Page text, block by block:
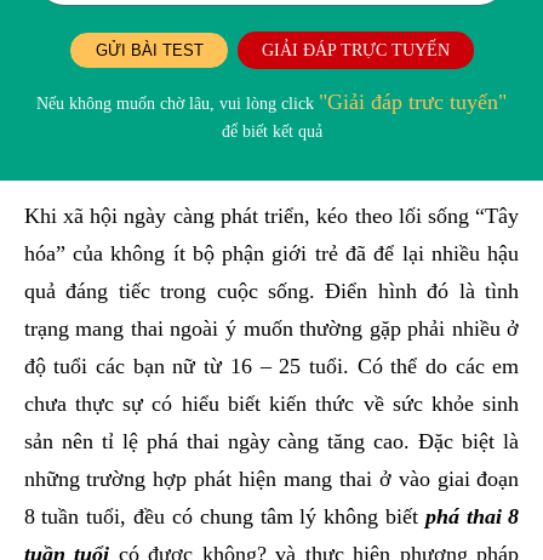
GỬI BÀI TEST GIẢI ĐÁP TRỰC TUYẾN
Nếu không muốn chờ lâu, vui lòng click "Giải đáp trưc tuyến"
để biết kết quả
Khi xã hội ngày càng phát triển, kéo theo lối sống “Tây
hóa” của không ít bộ phận giới trẻ đã để lại nhiều hậu
quả đáng tiếc trong cuộc sống. Điển hình đó là tình
trạng mang thai ngoài ý muốn thường gặp phải nhiều ở
độ tuổi các bạn nữ từ 16 – 25 tuổi. Có thể do các em
chưa thực sự có hiểu biết kiến thức về sức khỏe sinh
sản nên tỉ lệ phá thai ngày càng tăng cao. Đặc biệt là
những trường hợp phát hiện mang thai ở vào giai đoạn
8 tuần tuổi, đều có chung tâm lý không biếtphá thai 8
tuần tuổi có được không? và thực hiện phương pháp